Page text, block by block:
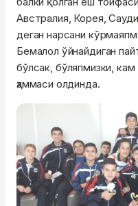
Австралия, Корея,
деган нарсани
Бемалол ўйнайдиган
бўлсак, бўляпмизки, кам
ҳаммаси олдинда.